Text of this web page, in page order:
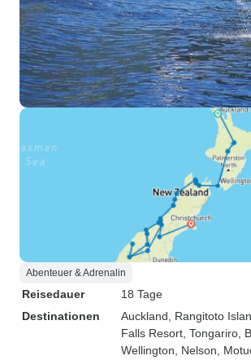
Abenteuer & Adrenalin
Reisedauer
18 Tage
Destinationen
Auckland , Rangitoto
Falls Resort , Tongariro ,
Wellington , Nelson ,